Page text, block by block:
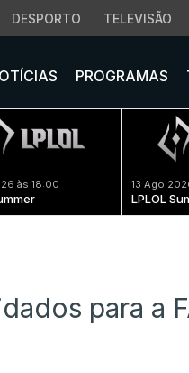
DESPORTO TELEVISÃO
PROGRAMAS
às 18:00 13 Ago
LPLOL
para a